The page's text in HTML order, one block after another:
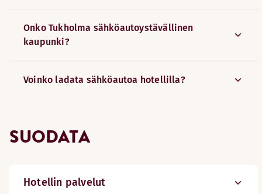
Onko Tukholma sähköautoystävällinen
kaupunki?
Voinko ladata sähköautoa hotellilla?
SUODATA
Hotellin palvelut